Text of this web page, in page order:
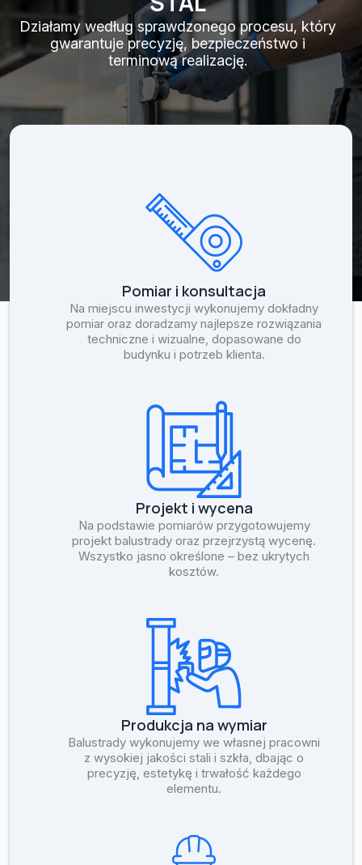
Działamy według sprawdzonego procesu, który
gwarantuje precyzję, bezpieczeństwo i
terminową realizację.
Pomiar i konsultacja
Na miejscu inwestycji wykonujemy dokładny
pomiar oraz doradzamy najlepsze rozwiązania
techniczne i wizualne, dopasowane do
budynku i potrzeb klienta.
Projekt i wycena
Na podstawie pomiarów przygotowujemy
projekt balustrady oraz przejrzystą wycenę.
Wszystko jasno określone – bez ukrytych
kosztów.
Produkcja na wymiar
Balustrady wykonujemy we własnej pracowni
z wysokiej jakości stali i szkła, dbając o
precyzję, estetykę i trwałość każdego
elementu.